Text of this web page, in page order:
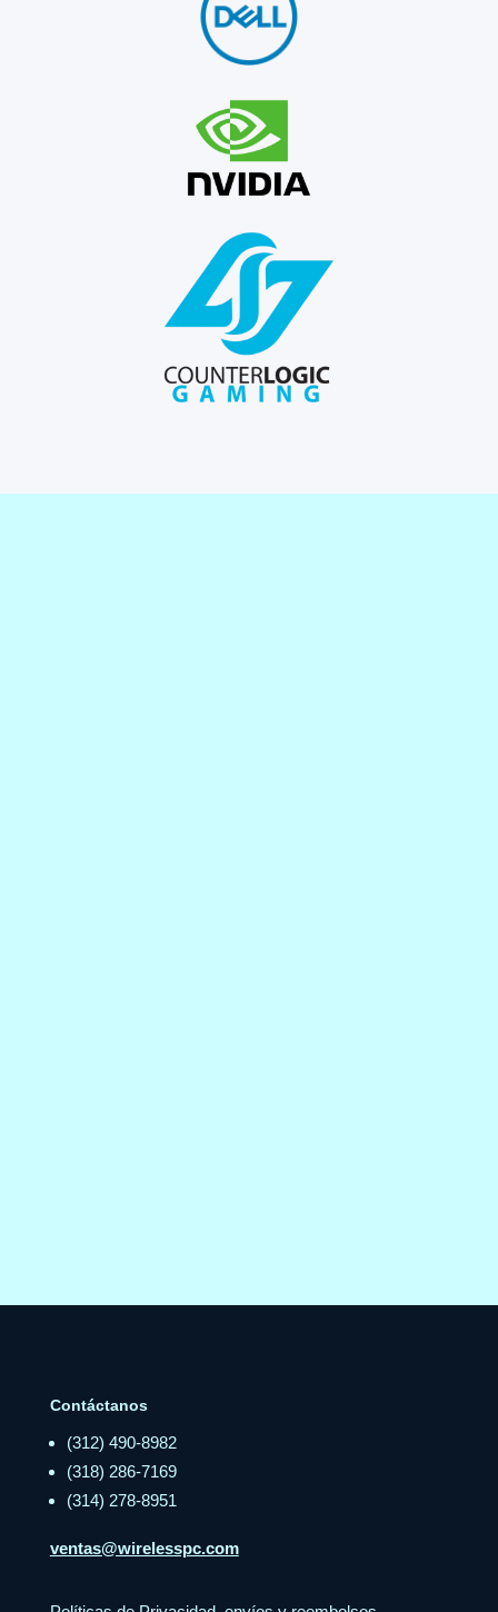
Contáctanos
(312) 490-8982
(318) 286-7169
(314) 278-8951
ventas@wirelesspc.com